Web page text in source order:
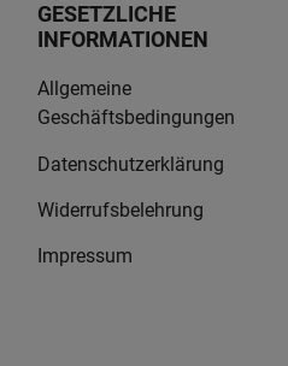
GESETZLICHE
INFORMATIONEN
Allgemeine
Geschäftsbedingungen
Datenschutzerklärung
Widerrufsbelehrung
Impressum